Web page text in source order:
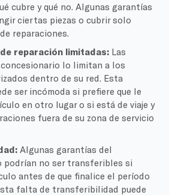
cubre y qué no. Algunas garantías
ciertas piezas o cubrir solo
reparaciones.
reparación limitadas: Las
lo limitan a los
dentro de su red. Esta
ser incómoda si prefiere que le
en otro lugar o si está de viaje y
fuera de su zona de servicio
Algunas garantías del
podrían no ser transferibles si
antes de que finalice el período
falta de transferibilidad puede